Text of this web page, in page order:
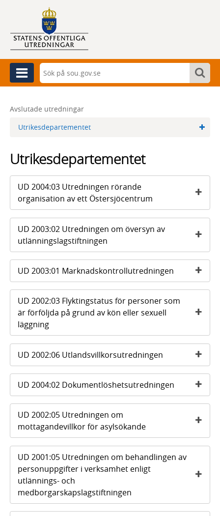
Meny
Sök
Sök
Sök
Avslutade utredningar
Utrikesdepartementet
Utrikesdepartementet
UD 2004:03 Utredningen rörande
organisation av ett Östersjöcentrum
UD 2003:02 Utredningen om översyn av
utlänningslagstiftningen
UD 2003:01 Marknadskontrollutredningen
UD 2002:03 Flyktingstatus för personer som
är förföljda på grund av kön eller sexuell
läggning
UD 2002:06 Utlandsvillkorsutredningen
UD 2004:02 Dokumentlöshetsutredningen
UD 2002:05 Utredningen om
mottagandevillkor för asylsökande
UD 2001:05 Utredningen om behandlingen av
personuppgifter i verksamhet enligt
utlännings- och
medborgarskapslagstiftningen